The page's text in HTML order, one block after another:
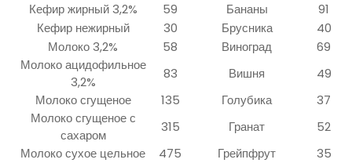
Кефир жирный 3,2%
59 Бананы
91
Кефир нежирный
30 Брусника
40
Молоко 3,2%
58 Виноград
69
Молоко ацидофильное
3,2%
83 Вишня
49
Молоко сгущеное
135 Голубика
37
Молоко сгущеное с
сахаром
315 Гранат
52
Молоко сухое цельное
475 Грейпфрут
35